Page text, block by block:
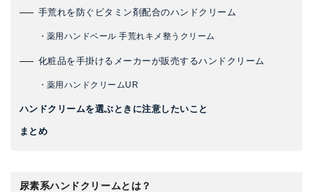
手荒れを防ぐビタミン剤配合のハンドクリーム
・薬用ハンドベール 手荒れキメ整うクリーム
化粧品を手掛けるメーカーが販売するハンドクリーム
・薬用ハンドクリームUR
ハンドクリームを選ぶときに注意したいこと
まとめ
尿素系ハンドクリームとは？